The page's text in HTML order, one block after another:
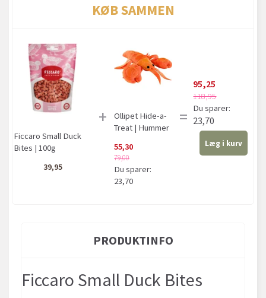
KØB SAMMEN
Ficcaro Small Duck
Bites | 100g
39,95
+
Ollipet Hide-a-
Treat | Hummer
55,30
79,00
Du sparer:
23,70
=
95,25
118,95
Du sparer:
23,70
Læg i kurv
PRODUKTINFO
Ficcaro Small Duck Bites